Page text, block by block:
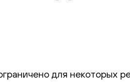
для некоторых